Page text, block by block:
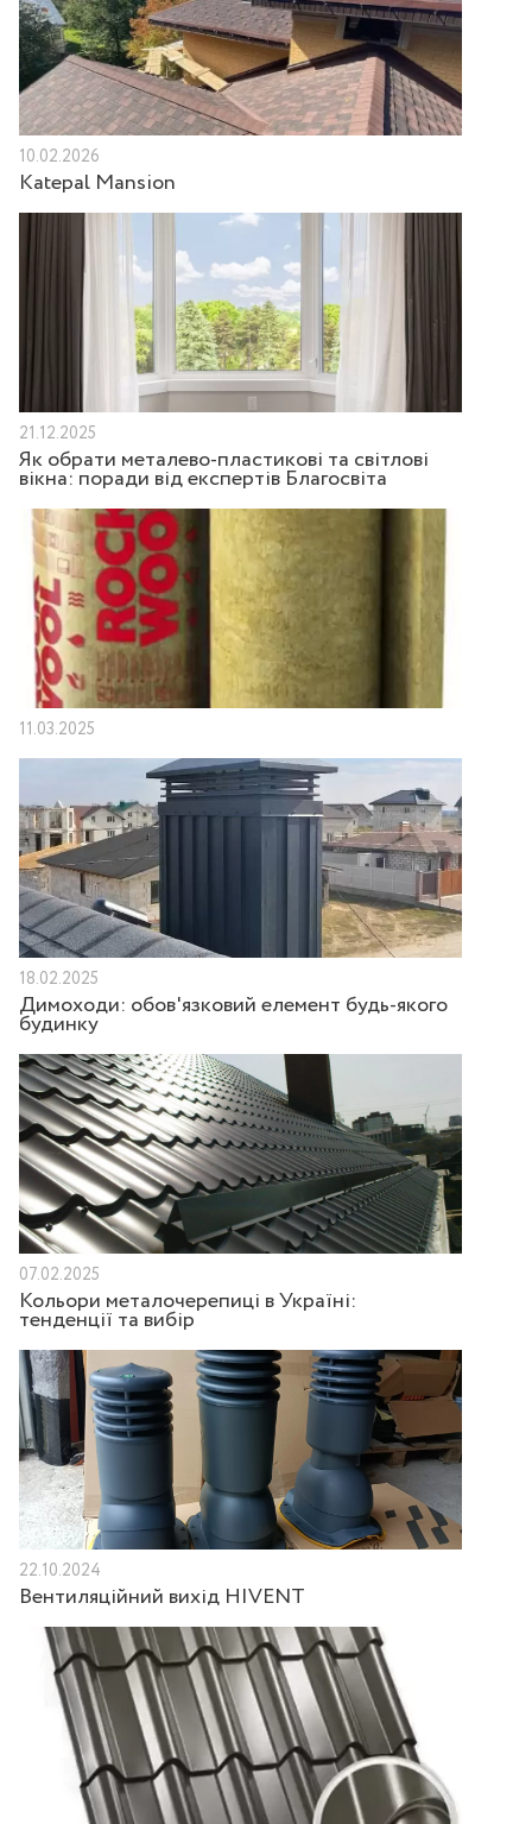
10.02.2026
Katepal Mansion
21.12.2025
Як обрати металево-пластикові та світлові
вікна: поради від експертів Благосвіта
11.03.2025
18.02.2025
Димоходи: обов'язковий елемент будь-якого
будинку
07.02.2025
Кольори металочерепиці в Україні:
тенденції та вибір
22.10.2024
Вентиляційний вихід HIVENT